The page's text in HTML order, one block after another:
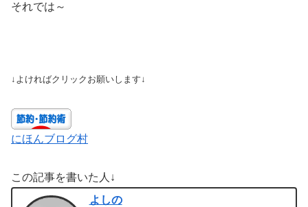
それでは～
↓よければクリックお願いします↓
にほんブログ村
この記事を書いた人↓
よしの